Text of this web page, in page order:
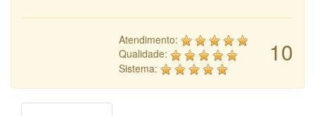
10
Atendimento:
Qualidade:
Sistema: